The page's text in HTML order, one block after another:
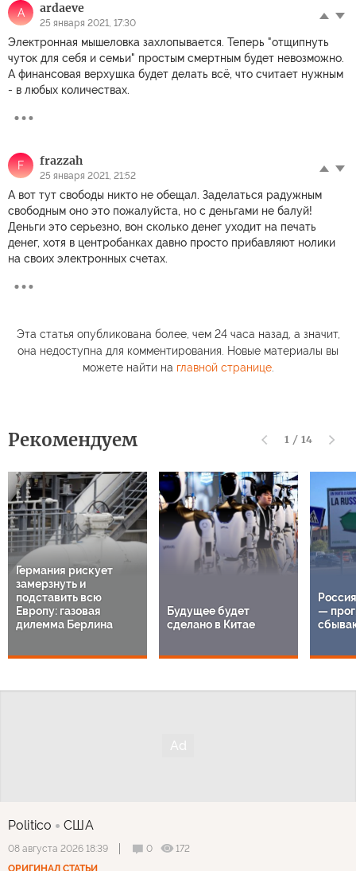
A ardaeve
25 января 2021, 17:30
Электронная мышеловка захлопывается. Теперь "отщипнуть
чуток для себя и семьи" простым смертным будет невозможно.
А финансовая верхушка будет делать всё, что считает нужным
- в любых количествах.
F frazzah
25 января 2021, 21:52
А вот тут свободы никто не обещал. Заделаться радужным
свободным оно это пожалуйста, но с деньгами не балуй!
Деньги это серьезно, вон сколько денег уходит на печать
денег, хотя в центробанках давно просто прибавляют нолики
на своих электронных счетах.
Эта статья опубликована более, чем 24 часа назад, а значит,
она недоступна для комментирования. Новые материалы вы
можете найти на главной странице.
Рекомендуем 1 / 14
Германия рискует
замерзнуть и
подставить всю
Европу: газовая
дилемма Берлина
Будущее будет
сделано в Китае
—
Politico США
08 августа 2026 18:39 0
172
ОРИГИНАЛ СТАТЬИ